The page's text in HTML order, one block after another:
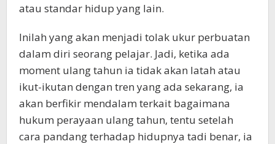
atau standar hidup yang lain.
Inilah yang akan menjadi tolak ukur perbuatan
dalam diri seorang pelajar. Jadi, ketika ada
moment ulang tahun ia tidak akan latah atau
ikut-ikutan dengan tren yang ada sekarang, ia
akan berfikir mendalam terkait bagaimana
hukum perayaan ulang tahun, tentu setelah
cara pandang terhadap hidupnya tadi benar, ia